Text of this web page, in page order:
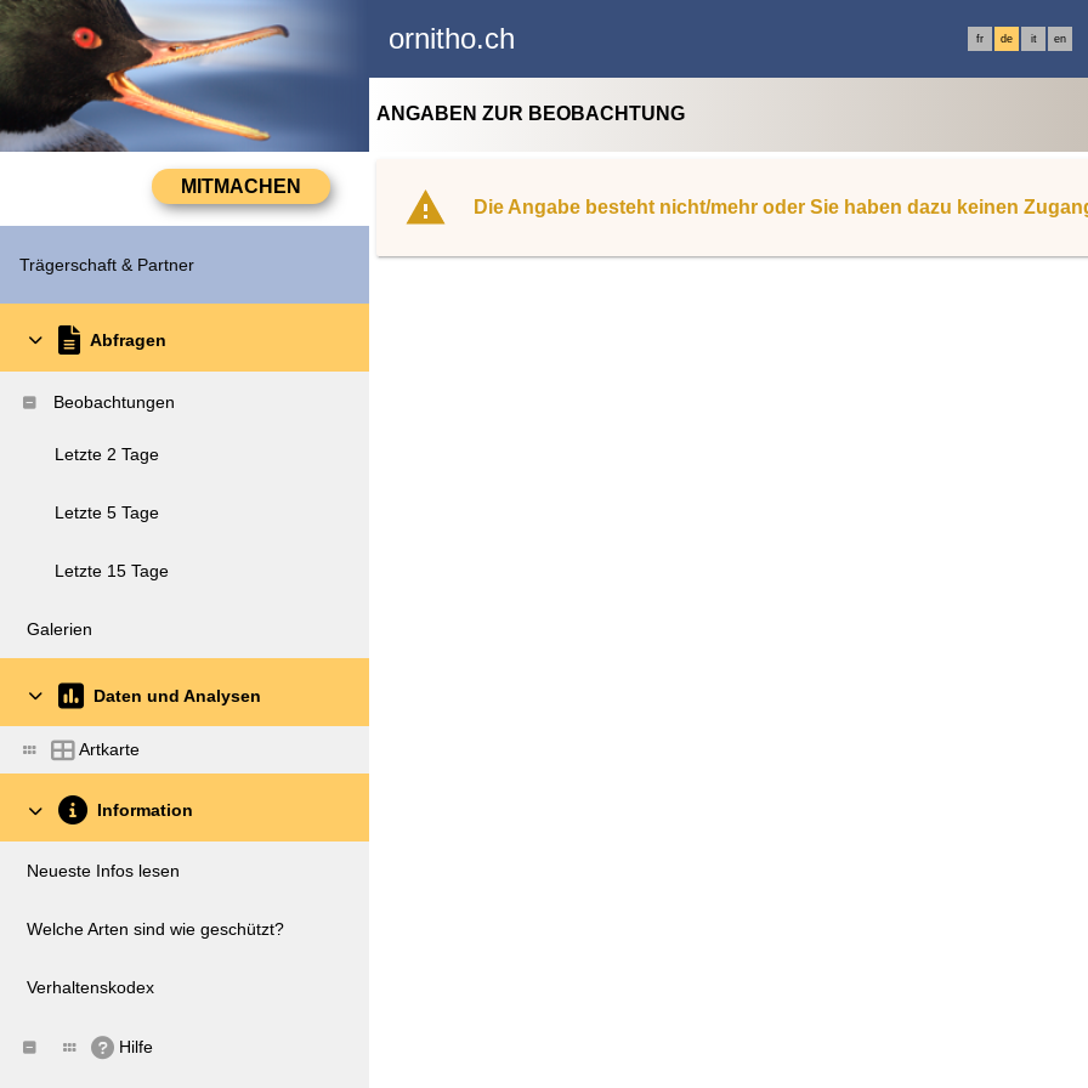
ornitho.ch fr de it en
Trägerschaft & Partner
Abfragen
Beobachtungen
Letzte 2 Tage
Letzte 5 Tage
Letzte 15 Tage
Galerien
Daten und Analysen
Artkarte
Information
Neueste Infos lesen
Welche Arten sind wie geschützt?
Verhaltenskodex
Hilfe
ANGABEN ZUR BEOBACHTUNG
Die Angabe besteht nicht/mehr oder Sie haben dazu keinen